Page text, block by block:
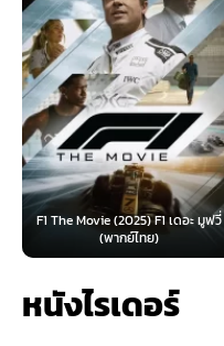
F1 The Movie (2025) F1 เดอะ มูฟวี่
(พากย์ไทย)
หนังไรเดอร์